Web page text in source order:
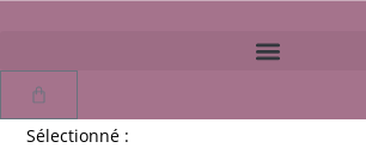
Sélectionné :